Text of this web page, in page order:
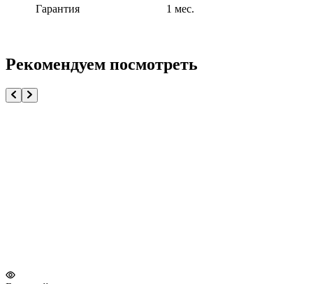
Гарантия
1 мес.
Рекомендуем посмотреть